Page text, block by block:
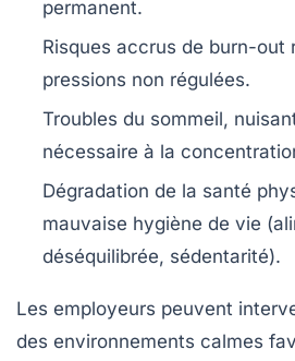
permanent.
Risques accrus de burn-out
pressions non régulées.
Troubles du sommeil,
nécessaire à la
Dégradation de la santé
mauvaise hygiène de vie
déséquilibrée, sédentarité).
Les employeurs peuvent
des environnements calmes